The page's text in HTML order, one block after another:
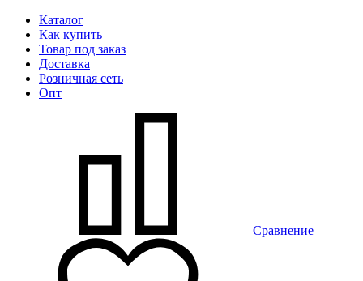
Каталог
Как купить
Товар под заказ
Доставка
Розничная сеть
Опт
Сравнение